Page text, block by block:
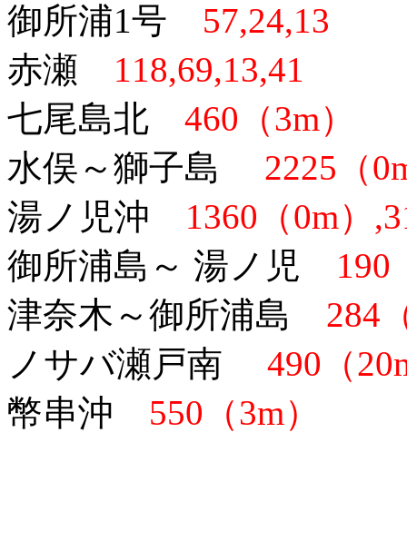
御所浦1号 57,24,13
赤瀬 118,69,13,41
七尾島北 460（3m）
水俣～獅子島 2225（
湯ノ児沖 1360（0m）
御所浦島～ 湯ノ児 190
津奈木～御所浦島 284
ノサバ瀬戸南 490（
幣串沖 550（3m）